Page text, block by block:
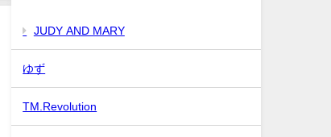
JUDY AND MARY
ゆず
TM.Revolution